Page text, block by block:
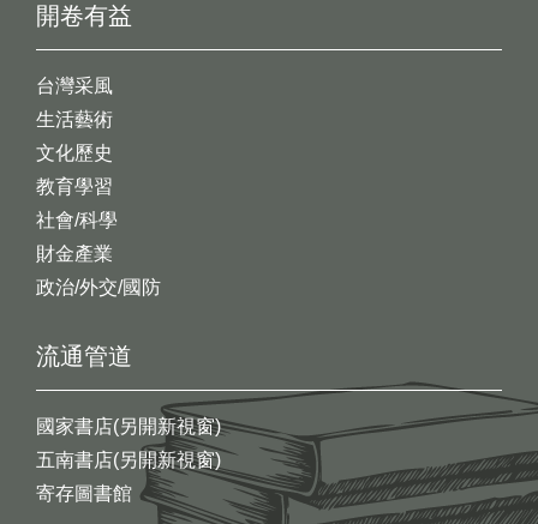
開卷有益
台灣采風
生活藝術
文化歷史
教育學習
社會/科學
財金產業
政治/外交/國防
流通管道
國家書店(另開新視窗)
五南書店(另開新視窗)
寄存圖書館